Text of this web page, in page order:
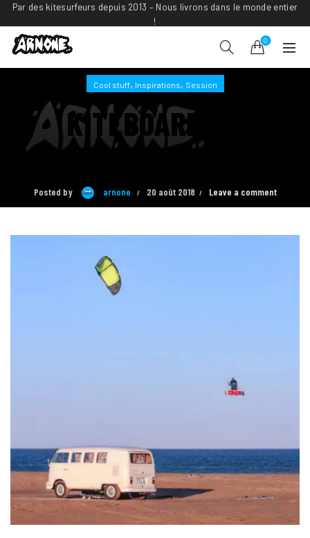
Par des kitesurfeurs depuis 2013 – Nous livrons dans le monde entier
!
0
Cool stuff, Inspirations, Session
KITEBOARDING
INSPIRATIONS #2
Posted by arnone 20 août 2018 Leave a comment